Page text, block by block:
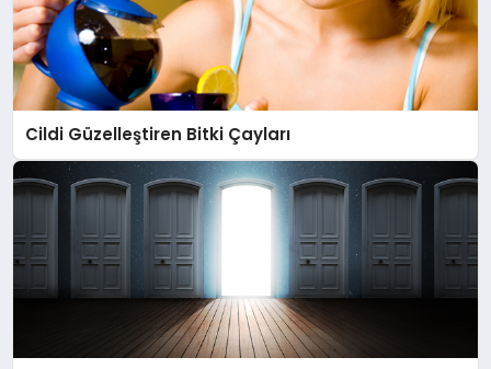
Cildi Güzelleştiren Bitki Çayları